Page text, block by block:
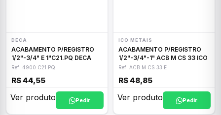
DECA
ACABAMENTO P/REGISTRO
1/2"-3/4" E 1"C21.PQ DECA
Ref: 4900.C21.PQ
R$ 44,55
Ver produto Pedir
ICO METAIS
ACABAMENTO P/REGISTRO
1/2"-3/4"-1" ACB M CS 33 ICO
Ref: ACB M CS 33 E
R$ 48,85
Ver produto Pedir